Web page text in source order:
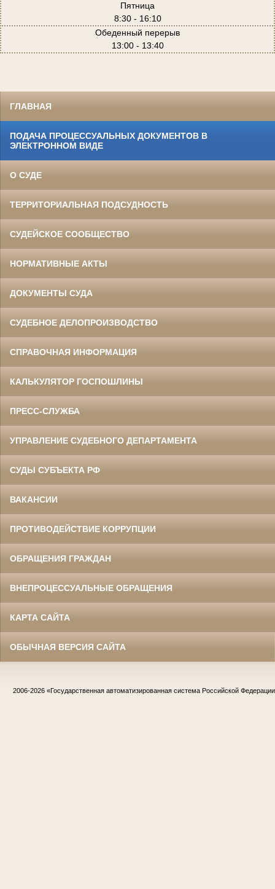
Пятница
8:30 - 16:10
Обеденный перерыв
13:00 - 13:40
ГЛАВНАЯ
ПОДАЧА ПРОЦЕССУАЛЬНЫХ ДОКУМЕНТОВ В
ЭЛЕКТРОННОМ ВИДЕ
О СУДЕ
ТЕРРИТОРИАЛЬНАЯ ПОДСУДНОСТЬ
СУДЕЙСКОЕ СООБЩЕСТВО
НОРМАТИВНЫЕ АКТЫ
ДОКУМЕНТЫ СУДА
СУДЕБНОЕ ДЕЛОПРОИЗВОДСТВО
СПРАВОЧНАЯ ИНФОРМАЦИЯ
КАЛЬКУЛЯТОР ГОСПОШЛИНЫ
ПРЕСС-СЛУЖБА
УПРАВЛЕНИЕ СУДЕБНОГО ДЕПАРТАМЕНТА
СУДЫ СУБЪЕКТА РФ
ВАКАНСИИ
ПРОТИВОДЕЙСТВИЕ КОРРУПЦИИ
ОБРАЩЕНИЯ ГРАЖДАН
ВНЕПРОЦЕССУАЛЬНЫЕ ОБРАЩЕНИЯ
КАРТА САЙТА
ОБЫЧНАЯ ВЕРСИЯ САЙТА
2006-2026 «Государственная автоматизированная система Российской